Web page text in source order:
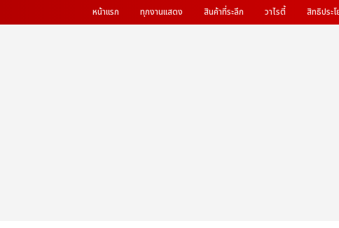
หน้าแรก ทุกงานแสดง สินค้าที่ระลึก วาไรตี้ สิทธิประ